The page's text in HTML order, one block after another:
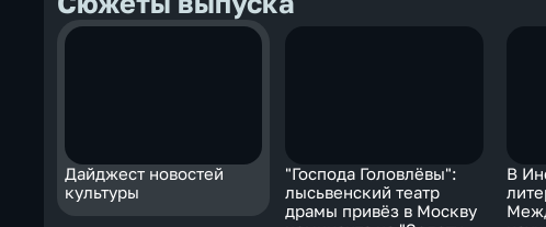
Дайджест новостей
культуры
"Господа Головлёвы":
лысьвенский театр
драмы привёз в Москву
В